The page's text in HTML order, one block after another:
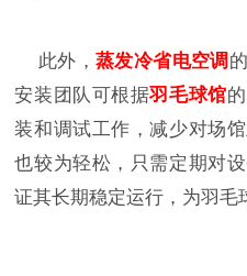
此外， 蒸发冷省电空调
安装团队可根据羽毛球馆
装和调试工作，减少对场
也较为轻松，只需定期对
证其长期稳定运行，为羽毛